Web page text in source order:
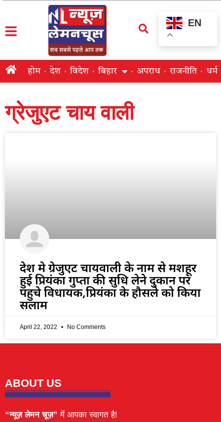
EN
होम देश विदेश बिहार अपराध राजनीति धर्म
ग्रेजुएट चाय वाली
देश मे ग्रेजुएट चायवाली के नाम से मशहूर
हुई प्रियंका गुप्ता की सुधि लेने दुकान पर
पहुचे विधायक,प्रियंका के हौसले को किया
सलाम
April 22, 2022 No Comments
ABOUT US
“न्यूज़ लेमन चूज़” में आपका स्वागत है!